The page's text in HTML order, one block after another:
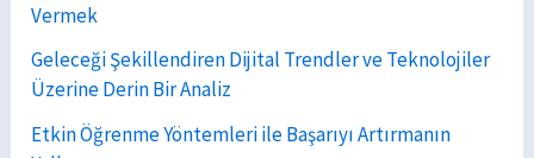
Vermek
Geleceği Şekillendiren Dijital Trendler ve Teknolojiler
Üzerine Derin Bir Analiz
Etkin Öğrenme Yöntemleri ile Başarıyı Artırmanın